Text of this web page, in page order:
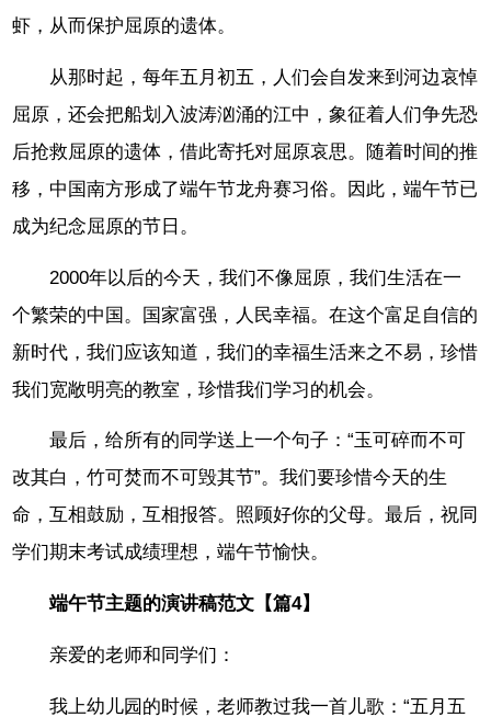
虾，从而保护屈原的遗体。
从那时起，每年五月初五，人们会自发来到河边哀悼
屈原，还会把船划入波涛汹涌的江中，象征着人们争先恐
后抢救屈原的遗体，借此寄托对屈原哀思。随着时间的推
移，中国南方形成了端午节龙舟赛习俗。因此，端午节已
成为纪念屈原的节日。
2000年以后的今天，我们不像屈原，我们生活在一
个繁荣的中国。国家富强，人民幸福。在这个富足自信的
新时代，我们应该知道，我们的幸福生活来之不易，珍惜
我们宽敞明亮的教室，珍惜我们学习的机会。
最后，给所有的同学送上一个句子：“玉可碎而不可
改其白，竹可焚而不可毁其节”。我们要珍惜今天的生
命，互相鼓励，互相报答。照顾好你的父母。最后，祝同
学们期末考试成绩理想，端午节愉快。
端午节主题的演讲稿范文【篇4】
亲爱的老师和同学们：
我上幼儿园的时候，老师教过我一首儿歌：“五月五